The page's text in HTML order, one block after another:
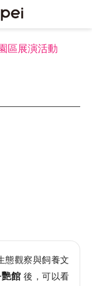
區展演活動
態觀察與飼養文
館 後，可以看